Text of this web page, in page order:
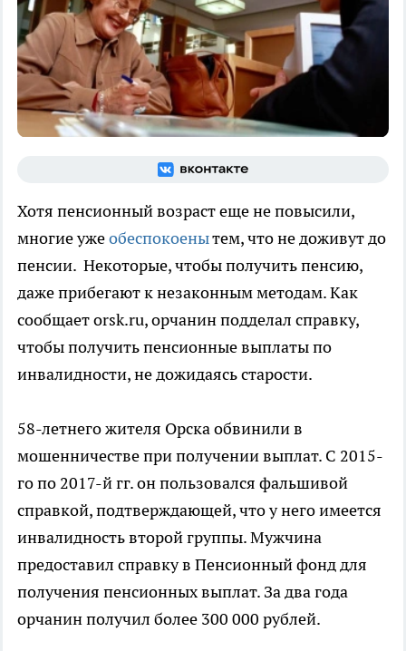
Хотя пенсионный возраст еще не повысили,
многие ужеобеспокоенытем, что не доживут до
пенсии. Некоторые, чтобы получить пенсию,
даже прибегают к незаконным методам. Как
сообщает orsk.ru, орчанин подделал справку,
чтобы получить пенсионные выплаты по
инвалидности, не дожидаясь старости.
58-летнего жителя Орска обвинили в
мошенничестве при получении выплат. С 2015-
го по 2017-й гг. он пользовался фальшивой
справкой, подтверждающей, что у него имеется
инвалидность второй группы. Мужчина
предоставил справку в Пенсионный фонд для
получения пенсионных выплат. За два года
орчанин получил более 300 000 рублей.